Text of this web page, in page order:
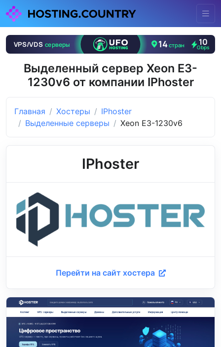
Выделенный сервер Xeon E3-
1230v6 от компании IPhoster
Главная Хостеры
IPhoster
Выделенные серверы
Xeon E3-1230v6
IPhoster
Перейти на сайт хостера